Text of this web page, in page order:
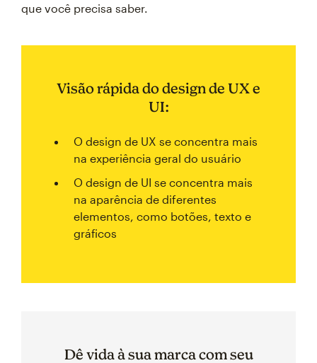
que você precisa saber.
Visão rápida do design de UX e
UI:
O design de UX se concentra mais
na experiência geral do usuário
O design de UI se concentra mais
na aparência de diferentes
elementos, como botões, texto e
gráficos
Dê vida à sua marca com seu